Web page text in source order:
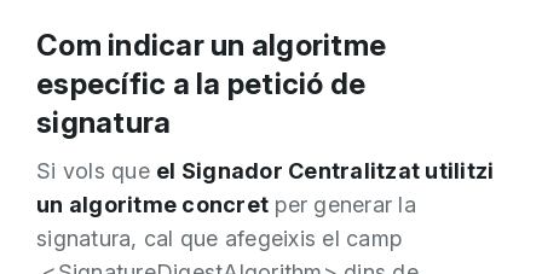
Com indicar un algoritme
específic a la petició de
signatura
Si vols que el Signador Centralitzat utilitzi
un algoritme concret per generar la
signatura, cal que afegeixis el camp